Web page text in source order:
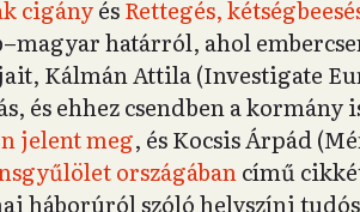
cigányésRettegés,
határról, ahol
Kálmán Attila (Investigate
és ehhez csendben a kormány
jelent meg, és Kocsis Árpád
országábancímű
háborúról szóló helyszíni